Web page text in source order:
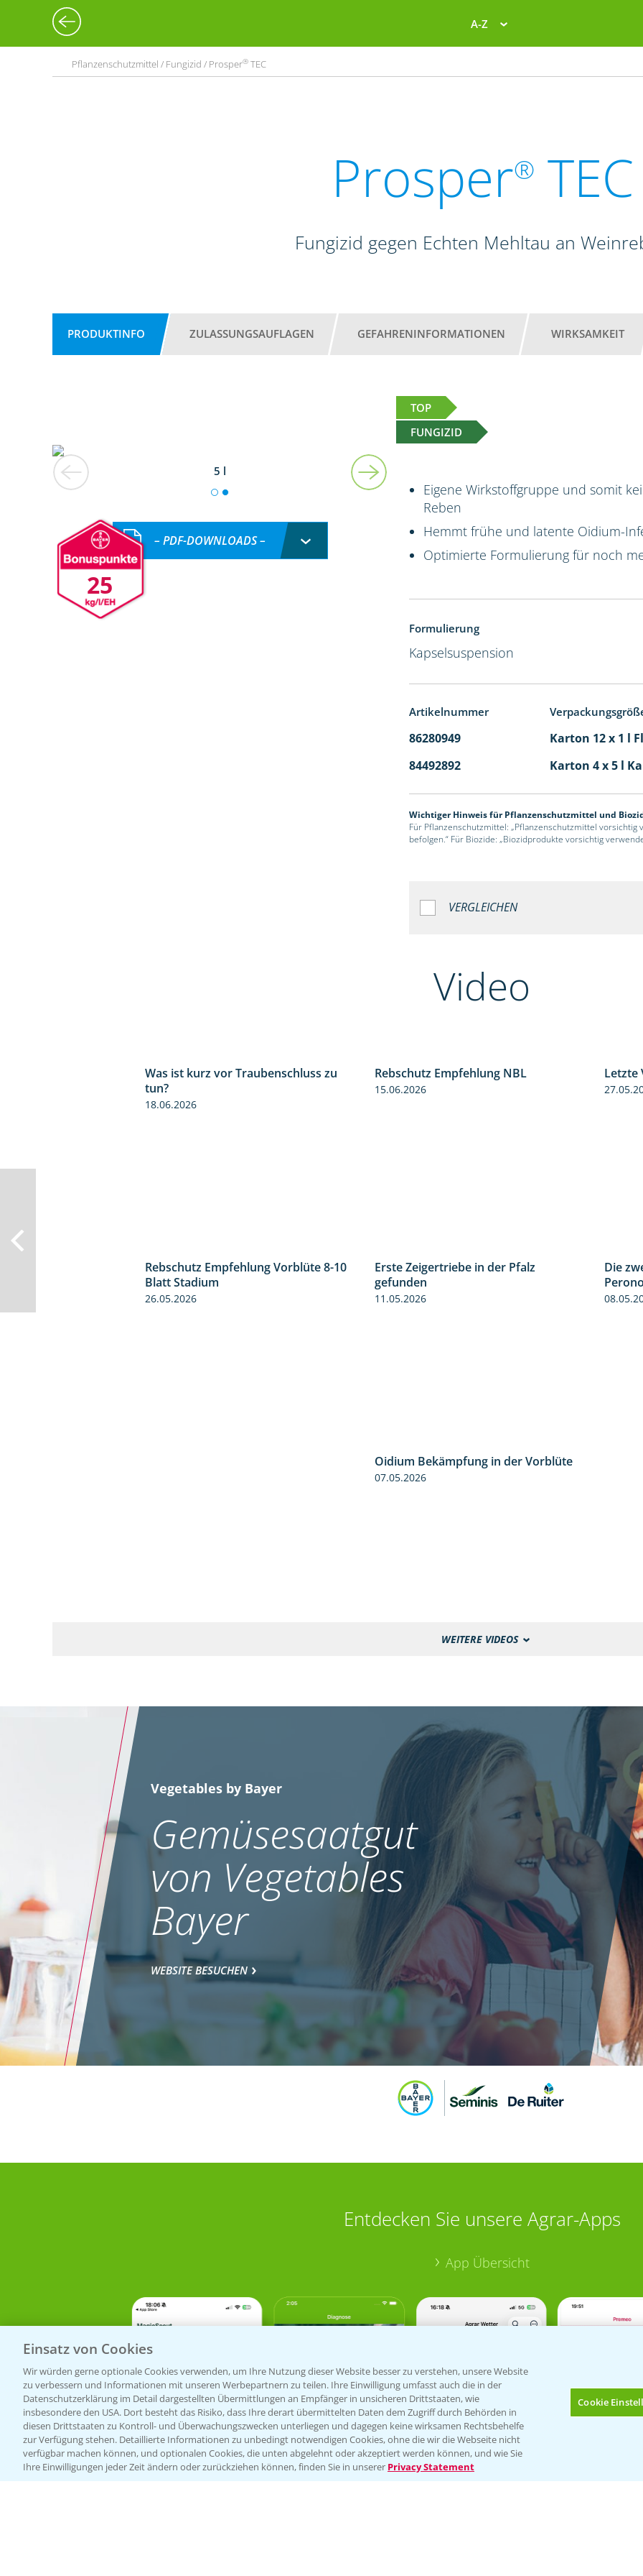
A-Z
Pflanzenschutzmittel / Fungizid / Prosper® TEC
Prosper® TEC
Fungizid gegen Echten Mehltau an
PRODUKTINFO ZULASSUNGSAUFLAGEN GEFAHRENINFORMATIONEN WIRKSAMKEIT
TOP
FUNGIZID
5 l
25
– PDF-DOWNLOADS –
Eigene Wirkstoffgruppe und somit
Reben
Hemmt frühe und latente Oidium-
Optimierte Formulierung für noch
Formulierung
Kapselsuspension
Artikelnummer
86280949
Karton 12 x 1 l
84492892
Karton 4 x 5 l
Wichtiger Hinweis für Pflanzenschutzmittel und
Für Pflanzenschutzmittel: „Pflanzenschutzmittel
befolgen.“ Für Biozide: „Biozidprodukte vorsichtig
VERGLEICHEN
Video
Was ist kurz vor Traubenschluss zu
tun?
18.06.2026
Rebschutz Empfehlung NBL
15.06.2026
Letzte
Rebschutz Empfehlung Vorblüte 8-10
Blatt Stadium
26.05.2026
Erste Zeigertriebe in der Pfalz
gefunden
11.05.2026
Die
Oidium Bekämpfung in der Vorblüte
07.05.2026
WEITERE VIDEOS
Bis zu 4 Produkte vergleichen:
Vegetables by Bayer
Gemüsesaatgut
von Vegetables
Bayer
WEBSITE BESUCHEN
Entdecken Sie unsere Agrar-Apps
App Übersicht
Einsatz von Cookies
Wir würden gerne optionale Cookies verwenden, um Ihre Nutzung dieser Website besser zu verstehen, unsere Website
zu verbessern und Informationen mit unseren Werbepartnern zu teilen. Ihre Einwilligung umfasst auch die in der
Datenschutzerklärung im Detail dargestellten Übermittlungen an Empfänger in unsicheren Drittstaaten, wie
insbesondere den USA. Dort besteht das Risiko, dass Ihre derart übermittelten Daten dem Zugriff durch Behörden in
diesen Drittstaaten zu Kontroll- und Überwachungszwecken unterliegen und dagegen keine wirksamen Rechtsbehelfe
zur Verfügung stehen. Detaillierte Informationen zu unbedingt notwendigen Cookies, ohne die wir die Webseite nicht
verfügbar machen können, und optionalen Cookies, die unten abgelehnt oder akzeptiert werden können, und wie Sie
Ihre Einwilligungen jeder Zeit ändern oder zurückziehen können, finden Sie in unserer Privacy Statement
Cookie